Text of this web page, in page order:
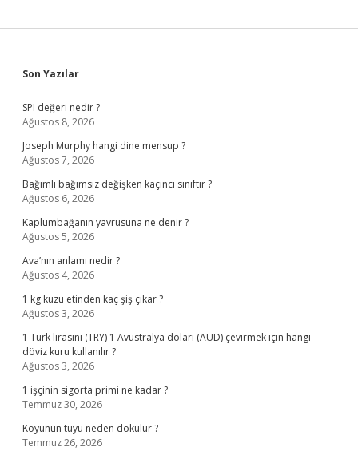
Sidebar
Son Yazılar
SPI değeri nedir ?
Ağustos 8, 2026
Joseph Murphy hangi dine mensup ?
Ağustos 7, 2026
Bağımlı bağımsız değişken kaçıncı sınıftır ?
Ağustos 6, 2026
Kaplumbağanın yavrusuna ne denir ?
Ağustos 5, 2026
Ava’nın anlamı nedir ?
Ağustos 4, 2026
1 kg kuzu etinden kaç şiş çıkar ?
Ağustos 3, 2026
1 Türk lirasını (TRY) 1 Avustralya doları (AUD) çevirmek için hangi
döviz kuru kullanılır ?
Ağustos 3, 2026
1 işçinin sigorta primi ne kadar ?
Temmuz 30, 2026
Koyunun tüyü neden dökülür ?
Temmuz 26, 2026